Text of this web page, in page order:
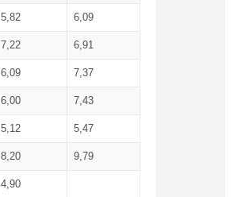
5,82 6,09
7,22 6,91
6,09 7,37
6,00 7,43
5,12 5,47
8,20 9,79
4,90